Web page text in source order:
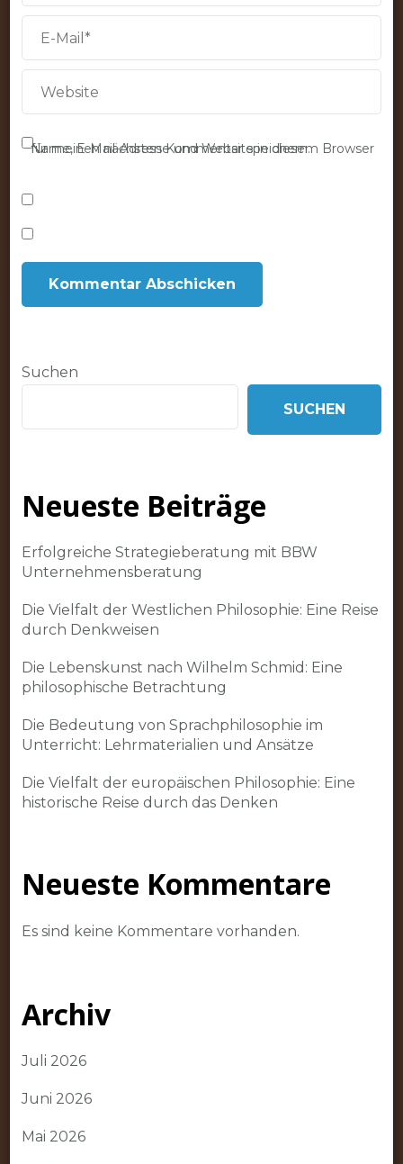
Name, E-Mail-Adresse und Website in diesem Browser für meinen nächsten Kommentar speichern.
Suchen
SUCHEN
Neueste Beiträge
Erfolgreiche Strategieberatung mit BBW
Unternehmensberatung
Die Vielfalt der Westlichen Philosophie: Eine Reise
durch Denkweisen
Die Lebenskunst nach Wilhelm Schmid: Eine
philosophische Betrachtung
Die Bedeutung von Sprachphilosophie im
Unterricht: Lehrmaterialien und Ansätze
Die Vielfalt der europäischen Philosophie: Eine
historische Reise durch das Denken
Neueste Kommentare
Es sind keine Kommentare vorhanden.
Archiv
Juli 2026
Juni 2026
Mai 2026